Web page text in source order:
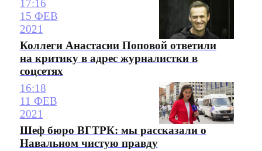
17:16
15 ФЕВ
2021
Коллеги Анастасии Поповой ответили
на критику в адрес журналистки в
соцсетях
16:18
11 ФЕВ
2021
Шеф бюро ВГТРК: мы рассказали о
Навальном чистую правду